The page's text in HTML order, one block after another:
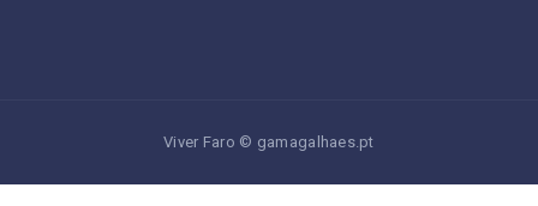
Viver Faro © gamagalhaes.pt